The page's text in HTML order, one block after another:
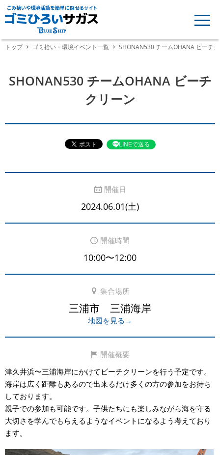
ごみ拾いや環境活動を簡単に探せるサイト
トップ ゴミ拾い・環境イベント一覧 SHONAN530 チームOHANA ビーチ
SHONAN530 チームOHANA ビーチ
クリーン
LINEで送る
開催日
2024.06.01(土)
開催時間
10:00〜12:00
集合場所
三浦市 三浦海岸
地図を見る→
開催概要
津久井浜〜三浦海岸にかけてビーチクリーンを行う予定です。
海岸は広く距離もあるので出来るだけ多くの方の参加をお待ち
しております。
親子での参加も可能です。子供たちにも楽しみながら海を守る
大切さを学んでもらえるようなイベントになるよう考えており
ます。